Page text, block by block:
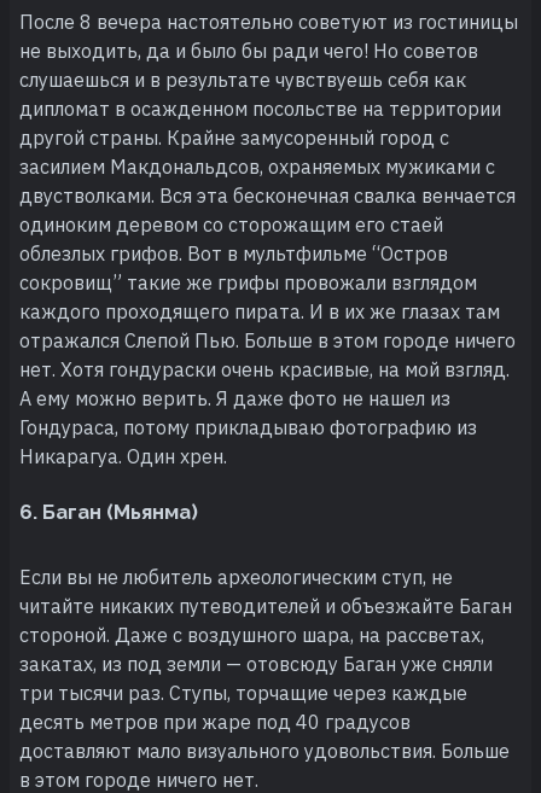
После 8 вечера настоятельно советуют из гостиницы
не выходить, да и было бы ради чего! Но советов
слушаешься и в результате чувствуешь себя как
дипломат в осажденном посольстве на территории
другой страны. Крайне замусоренный город с
засилием Макдональдсов, охраняемых мужиками с
двустволками. Вся эта бесконечная свалка венчается
одиноким деревом со сторожащим его стаей
облезлых грифов. Вот в мультфильме “Остров
сокровищ” такие же грифы провожали взглядом
каждого проходящего пирата. И в их же глазах там
отражался Слепой Пью. Больше в этом городе ничего
нет. Хотя гондураски очень красивые, на мой взгляд.
А ему можно верить. Я даже фото не нашел из
Гондураса, потому прикладываю фотографию из
Никарагуа. Один хрен.
6. Баган (Мьянма)
Если вы не любитель археологическим ступ, не
читайте никаких путеводителей и объезжайте Баган
стороной. Даже с воздушного шара, на рассветах,
закатах, из под земли — отовсюду Баган уже сняли
три тысячи раз. Ступы, торчащие через каждые
десять метров при жаре под 40 градусов
доставляют мало визуального удовольствия. Больше
в этом городе ничего нет.